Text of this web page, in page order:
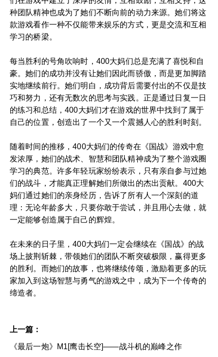
种团队精神也成为了她们不断向前的动力来源。她们将这
款游戏看作一种不仅能带来娱乐的方式，更是交流和互相
学习的桥梁。
每当胜利的号角吹响时，400大妈们总是充满了喜悦和自
豪。她们的成功并没有让她们因此而骄傲，而是更加脚踏
实地继续前行。她们明白，成功背后需要付出的不仅是技
巧和努力，还有无数次的思考与实践。正是通过日复一日
的练习和总结，400大妈们才在游戏的世界中找到了属于
自己的位置，创造出了一个又一个震撼人心的胜利时刻。
随着时间的推移，400大妈们的传奇在《国战》游戏中愈
发浓厚，她们的战术、智慧和团队精神成为了整个游戏圈
学习的典范。许多年轻玩家纷纷表示，只有亲自参与过她
们的战斗，才能真正理解她们所做出的杰出贡献。400大
妈们通过她们的亲身经历，告诉了所有人一个深刻的道
理：无论年龄多大，只要你敢于尝试，并且用心去做，就
一定能够创造属于自己的辉煌。
在未来的日子里，400大妈们一定会继续在《国战》的战
场上披荆斩棘，带领她们的团队不断突破极限，赢得更多
的胜利。而她们的故事，也将继续传颂，激励着更多的玩
家加入到这场智慧与勇气的游戏之中，成为下一个传奇的
缔造者。
上一篇：
《最后一炮》M1[鹰击长空]——战斗机的巅峰之作